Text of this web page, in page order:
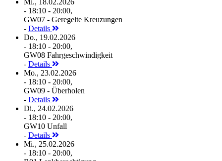
- 18:10 - 20:00,
GW07 - Geregelte Kreuzungen
- Details
Do., 19.02.2026
- 18:10 - 20:00,
GW08 Fahrgeschwindigkeit
- Details
Mo., 23.02.2026
- 18:10 - 20:00,
GW09 - Überholen
- Details
Di., 24.02.2026
- 18:10 - 20:00,
GW10 Unfall
- Details
Mi., 25.02.2026
- 18:10 - 20:00,